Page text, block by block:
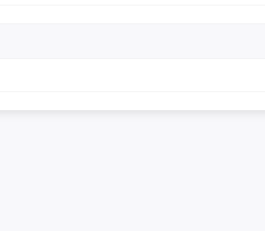
'एक्लै लड्नुपर्छ' भन्ने स्टाटस पछि मनिष झाको जवाफ: